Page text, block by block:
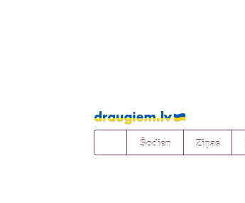
Pāriet
uz
saturu
Šodien Ziņas